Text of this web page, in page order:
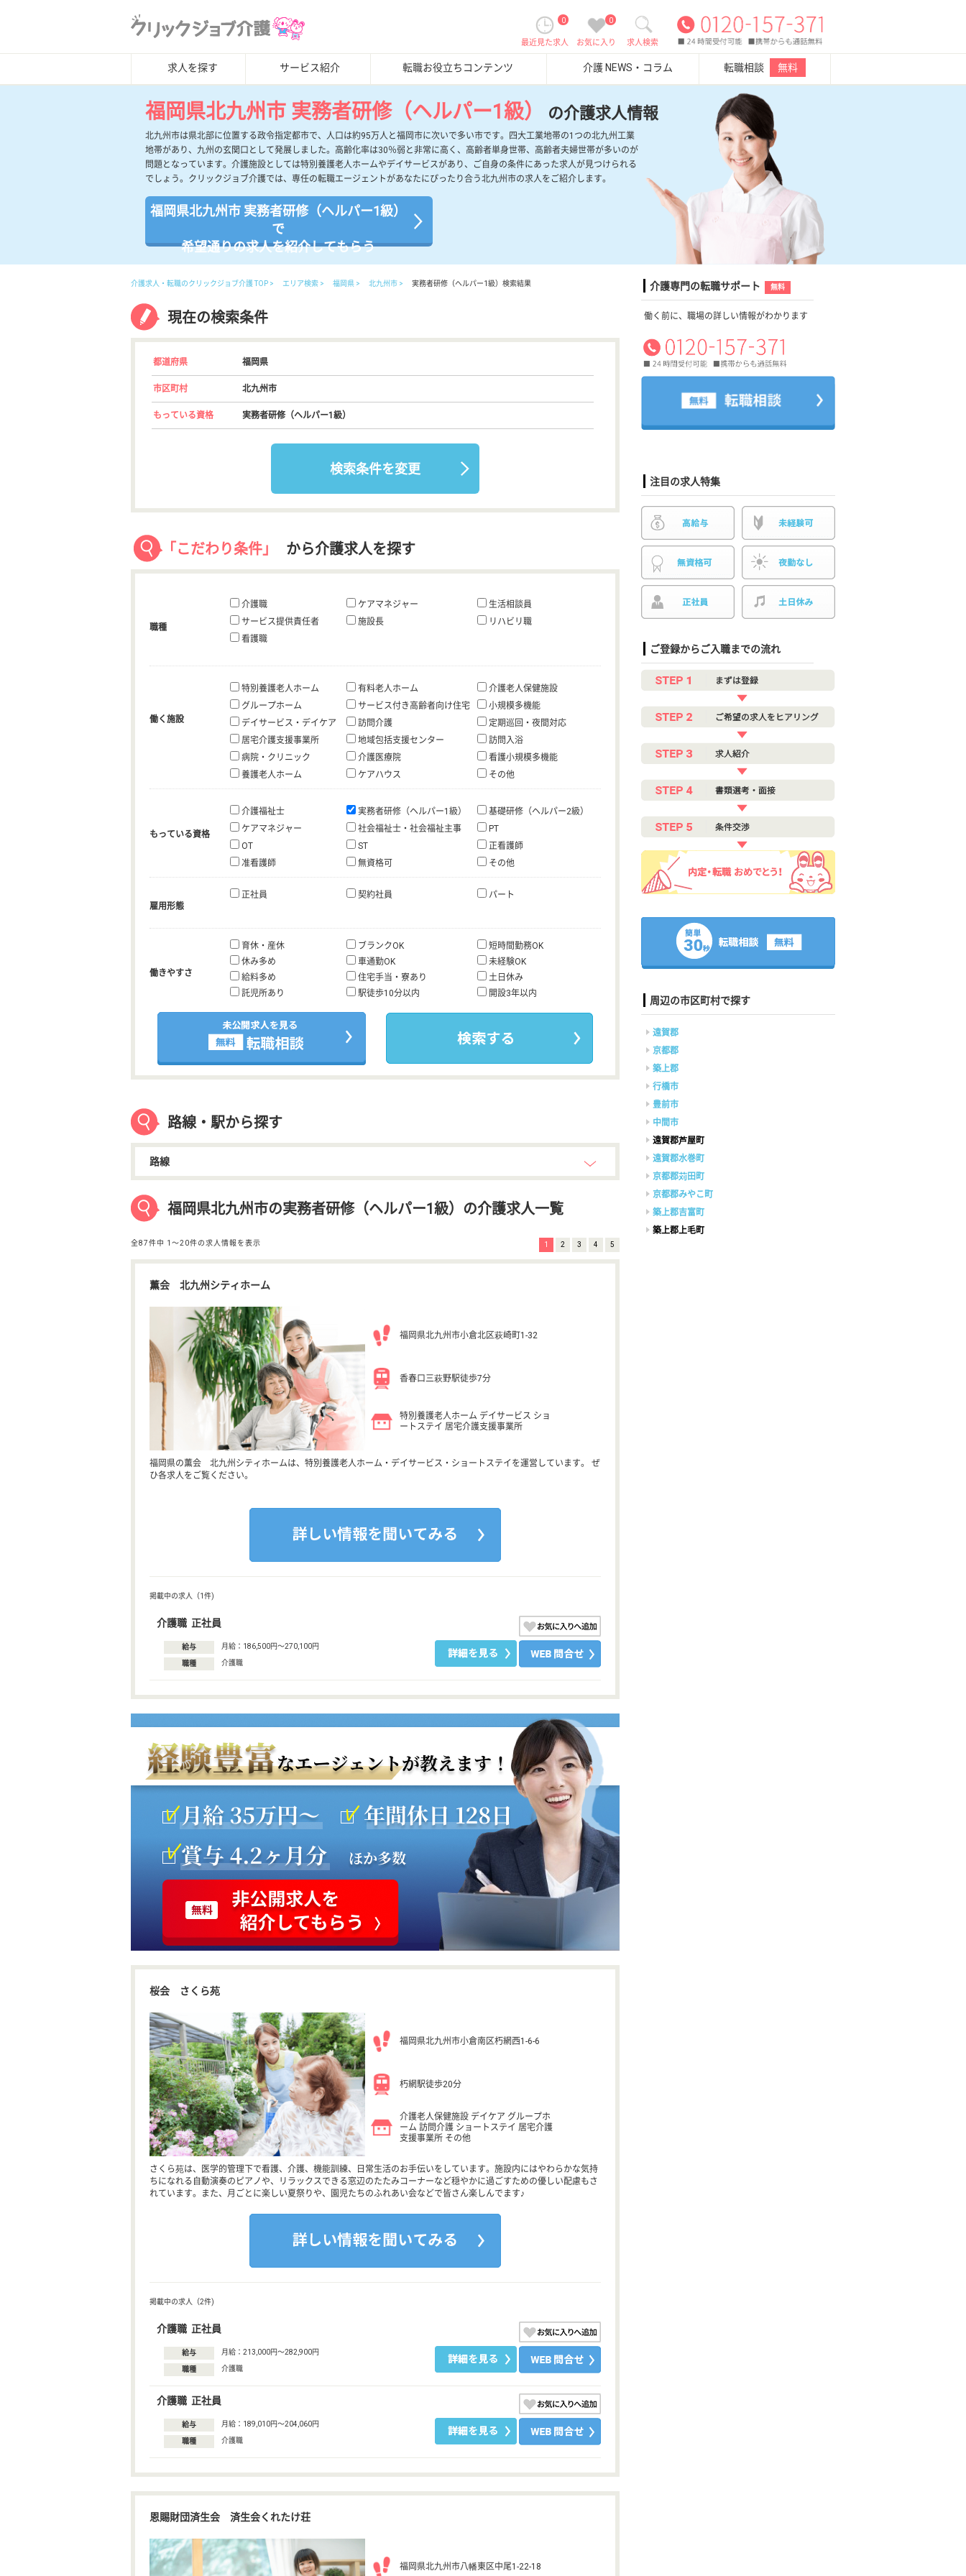
求人検索
0
お気に入り
0
最近見た求人
求人を探す サービス紹介 転職お役立ちコンテンツ 介護 NEWS・コラム 転職相談 無料
福岡県北九州市 実務者研修（ヘルパー1級） の介護求人情報
北九州市は県北部に位置する政令指定都市で、人口は約95万人と福岡市に次いで多い市です。四大工業地帯の1つの北九州工業
地帯があり、九州の玄関口として発展しました。高齢化率は30％弱と非常に高く、高齢者単身世帯、高齢者夫婦世帯が多いのが
問題となっています。介護施設としては特別養護老人ホームやデイサービスがあり、ご自身の条件にあった求人が見つけられる
でしょう。クリックジョブ介護では、専任の転職エージェントがあなたにぴったり合う北九州市の求人をご紹介します。
福岡県北九州市 実務者研修（ヘルパー1級）
で
希望通りの求人を紹介してもらう
介護求人・転職のクリックジョブ介護 TOP エリア検索 福岡県 北九州市 実務者研修（ヘルパー1級）検索結果
現在の検索条件
都道府県 福岡県
市区町村 北九州市
もっている資格 実務者研修（ヘルパー1級）
検索条件を変更
「こだわり条件」 から介護求人を探す
職種
介護職 ケアマネジャー
生活相談員
サービス提供責任者
施設長
リハビリ職
看護職
働く施設
特別養護老人ホーム 有料老人ホーム
介護老人保健施設
グループホーム
サービス付き高齢者向け住宅
小規模多機能
デイサービス・デイケア
訪問介護
定期巡回・夜間対応
居宅介護支援事業所
地域包括支援センター
訪問入浴
病院・クリニック
介護医療院
看護小規模多機能
養護老人ホーム
ケアハウス その他
もっている資格
介護福祉士 実務者研修（ヘルパー1級）
基礎研修（ヘルパー2級）
ケアマネジャー
社会福祉士・社会福祉主事
PT
OT
ST
正看護師
准看護師
無資格可 その他
雇用形態
正社員 契約社員 パート
働きやすさ
育休・産休 ブランクOK
短時間勤務OK
休み多め
車通勤OK
未経験OK
給料多め
住宅手当・寮あり
土日休み
託児所あり
駅徒歩10分以内 開設3年以内
路線・駅から探す
路線
福岡県北九州市の実務者研修（ヘルパー1級）の介護求人一覧
全87件中 1〜20件の求人情報を表示 1 2 3 4 5
薫会 北九州シティホーム
福岡県北九州市小倉北区萩崎町1-32
香春口三萩野駅徒歩7分
特別養護老人ホーム デイサービス ショ
ートステイ 居宅介護支援事業所
福岡県の薫会 北九州シティホームは、特別養護老人ホーム・デイサービス・ショートステイを運営しています。 ぜ
ひ各求人をご覧ください。
掲載中の求人（1件)
介護職 正社員
給与 月給：186,500円〜270,100円
職種 介護職
桜会 さくら苑
福岡県北九州市小倉南区朽網西1-6-6
朽網駅徒歩20分
介護老人保健施設 デイケア グループホ
ーム 訪問介護 ショートステイ 居宅介護
支援事業所 その他
さくら苑は、医学的管理下で看護、介護、機能訓練、日常生活のお手伝いをしています。施設内にはやわらかな気持
ちになれる自動演奏のピアノや、リラックスできる窓辺のたたみコーナーなど穏やかに過ごすための優しい配慮もさ
れています。また、月ごとに楽しい夏祭りや、園児たちのふれあい会などで皆さん楽しんでます♪
掲載中の求人（2件)
介護職 正社員
給与 月給：213,000円〜282,900円
職種 介護職
介護職 正社員
給与 月給：189,010円〜204,060円
職種 介護職
恩賜財団済生会 済生会くれたけ荘
福岡県北九州市八幡東区中尾1-22-18
介護専門の転職サポート 無料
働く前に、職場の詳しい情報がわかります
注目の求人特集
ご登録からご入職までの流れ
周辺の市区町村で探す
遠賀郡
京都郡
築上郡
行橋市
豊前市
中間市
遠賀郡芦屋町
遠賀郡水巻町
京都郡苅田町
京都郡みやこ町
築上郡吉富町
築上郡上毛町